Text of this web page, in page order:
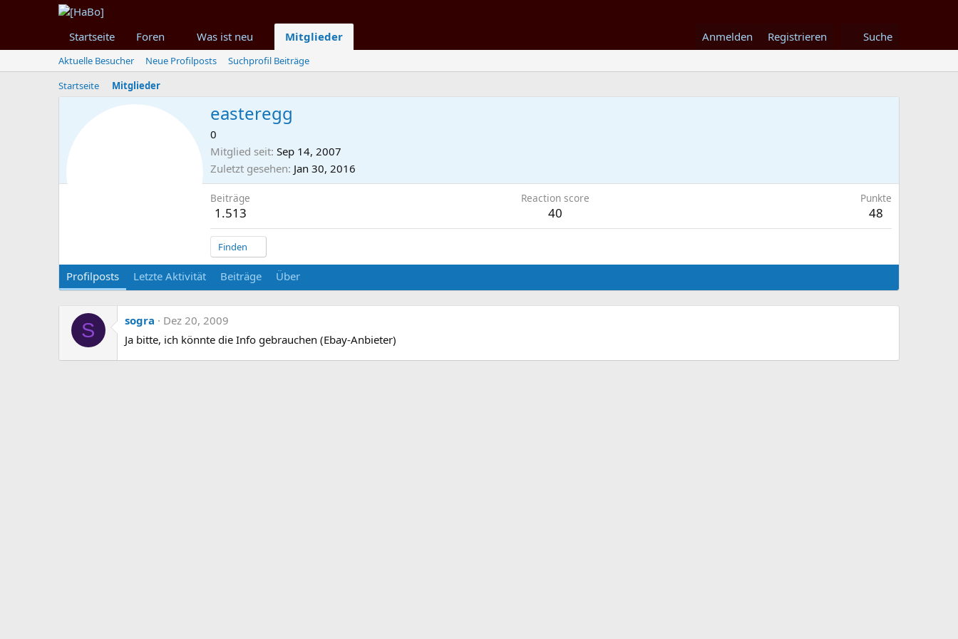
Startseite Foren Was ist neu Mitglieder Anmelden Registrieren Suche
Aktuelle Besucher Neue Profilposts
Suchprofil Beiträge
Startseite
Mitglieder
easteregg
0
Mitglied seit Sep 14, 2007
Zuletzt gesehen Jan 30, 2016
Beiträge
1.513
Reaction score
40
Punkte
48
Finden
Profilposts Letzte Aktivität Beiträge Über
S sogra
Dez 20, 2009
Ja bitte, ich könnte die Info gebrauchen (Ebay-Anbieter)